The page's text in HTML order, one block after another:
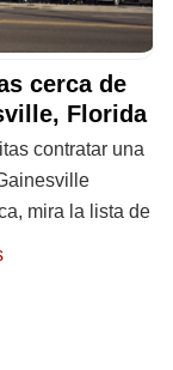
cerca de
Florida
contratar una
mira la lista de